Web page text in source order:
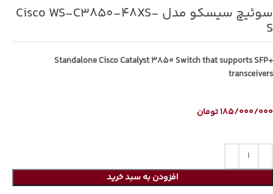
سوئیچ سیسکو مدل Cisco WS-C3850-48XS-
S
Standalone Cisco Catalyst 3850 Switch that supports SFP+
transceivers
185/000/000تومان
افزودن به سبد خرید